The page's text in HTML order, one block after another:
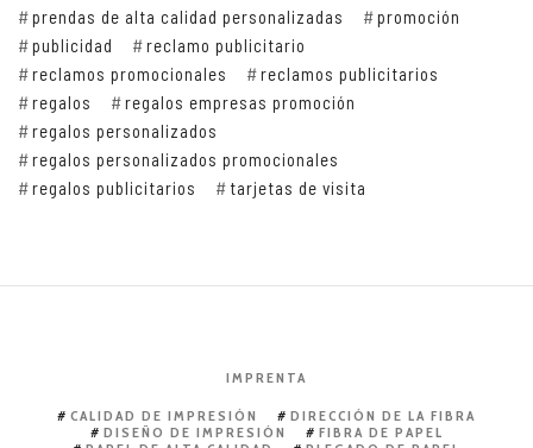
prendas de alta calidad personalizadas
promoción
publicidad
reclamo publicitario
reclamos promocionales
reclamos publicitarios
regalos
regalos empresas promoción
regalos personalizados
regalos personalizados promocionales
regalos publicitarios
tarjetas de visita
IMPRENTA
CALIDAD DE IMPRESIÓN
DIRECCIÓN DE LA FIBRA
DISEÑO DE IMPRESIÓN
FIBRA DE PAPEL